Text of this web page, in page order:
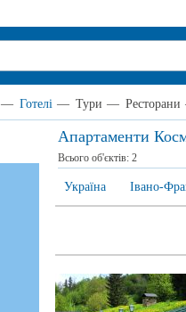
— Готелі — Тури — Ресторани
Апартаменти
Всього об'єктів: 2
Україна Івано-